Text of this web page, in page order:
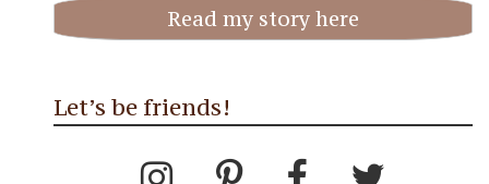
Read my story here
Let’s be friends!